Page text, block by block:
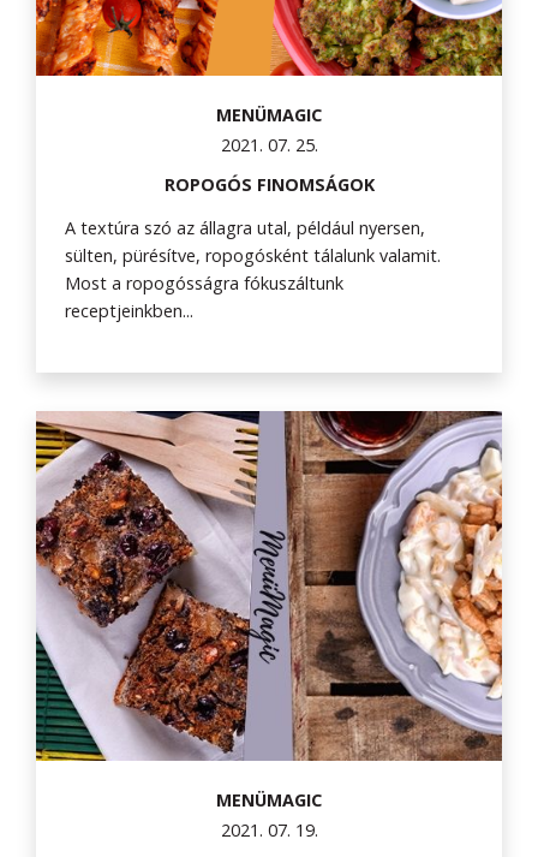
MENÜMAGIC
2021. 07. 25.
ROPOGÓS FINOMSÁGOK
A textúra szó az állagra utal, például nyersen,
sülten, pürésítve, ropogósként tálalunk valamit.
Most a ropogósságra fókuszáltunk
receptjeinkben...
MENÜMAGIC
2021. 07. 19.